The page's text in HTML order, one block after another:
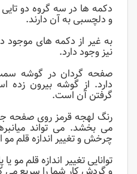
دکمه ها در سه گروه دو
و دلچسبی به آن دارند.
به غیر از دکمه های موجود
نیز وجود دارد.
صفحه گردان در گوشه
دارد. از گوشه بیرون زده
گرفتن آن است.
رنگ لهجه قرمز روی صفحه
می بخشد. می تواند
چرخش و تغییر اندازه قلم مو
توانایی تغییر اندازه قلم